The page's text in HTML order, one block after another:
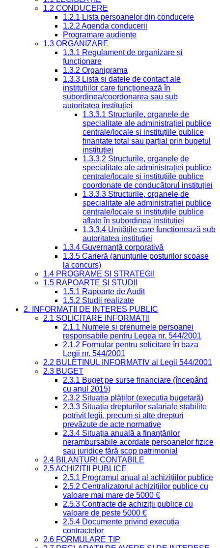
1.2 CONDUCERE
1.2.1 Lista persoanelor din conducere
1.2.2 Agenda conducerii
Programare audiențe
1.3 ORGANIZARE
1.3.1 Regulament de organizare și
funcționare
1.3.2 Organigrama
1.3.3 Lista și datele de contact ale
instituțiilor care funcționează în
subordinea/coordonarea sau sub
autoritatea instituției
1.3.3.1 Structurile, organele de
specialitate ale administrației publice
centrale/locale și instituțiile publice
finanțate total sau parțial prin bugetul
instituției
1.3.3.2 Structurile, organele de
specialitate ale administrației publice
centrale/locale și instituțiile publice
coordonate de conducătorul instituției
1.3.3.3 Structurile, organele de
specialitate ale administrației publice
centrale/locale și instituțiile publice
aflate în subordinea instituției
1.3.3.4 Unitățile care funcționează sub
autoritatea instituției
1.3.4 Guvernanță corporativă
1.3.5 Carieră (anunțurile posturilor scoase
la concurs)
1.4 PROGRAME ȘI STRATEGII
1.5 RAPOARTE ȘI STUDII
1.5.1 Rapoarte de Audit
1.5.2 Studii realizate
2. INFORMAȚII DE INTERES PUBLIC
2.1 SOLICITARE INFORMAȚII
2.1.1 Numele și prenumele persoanei
responsabile pentru Legea nr. 544/2001
2.1.2 Formular pentru solicitare în baza
Legii nr. 544/2001
2.2 BULETINUL INFORMATIV al Legii 544/2001
2.3 BUGET
2.3.1 Buget pe surse financiare (începând
cu anul 2015)
2.3.2 Situația plăților (execuția bugetară)
2.3.3 Situația drepturilor salariale stabilite
potrivit legii, precum și alte drepturi
prevăzute de acte normative
2.3.4 Situația anuală a finanțărilor
nerambursabile acordate persoanelor fizice
sau juridice fără scop patrimonial
2.4 BILANȚURI CONTABILE
2.5 ACHIZIȚII PUBLICE
2.5.1 Programul anual al achizițiilor publice
2.5.2 Centralizatorul achizițiilor publice cu
valoare mai mare de 5000 €
2.5.3 Contracte de achiziții publice cu
valoare de peste 5000 €
2.5.4 Documente privind execuția
contractelor
2.6 FORMULARE TIP